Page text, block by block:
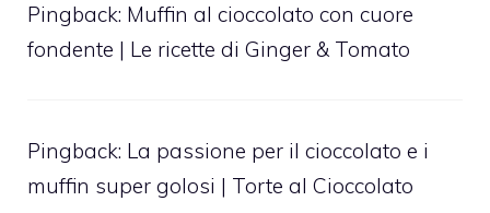
Pingback: Muffin al cioccolato con cuore
fondente | Le ricette di Ginger & Tomato
Pingback: La passione per il cioccolato e i
muffin super golosi | Torte al Cioccolato